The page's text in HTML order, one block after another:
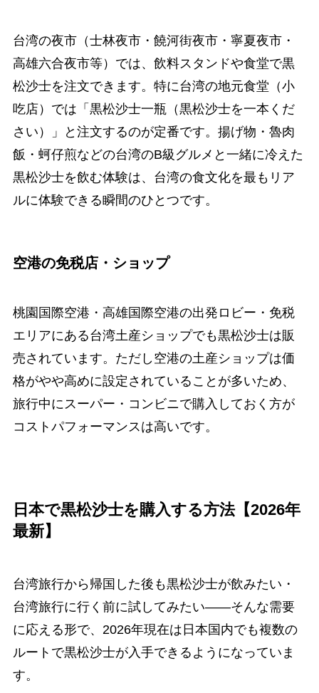
台湾の夜市（士林夜市・饒河街夜市・寧夏夜市・
高雄六合夜市等）では、飲料スタンドや食堂で黒
松沙士を注文できます。特に台湾の地元食堂（小
吃店）では「黒松沙士一瓶（黒松沙士を一本くだ
さい）」と注文するのが定番です。揚げ物・魯肉
飯・蚵仔煎などの台湾のB級グルメと一緒に冷えた
黒松沙士を飲む体験は、台湾の食文化を最もリア
ルに体験できる瞬間のひとつです。
空港の免税店・ショップ
桃園国際空港・高雄国際空港の出発ロビー・免税
エリアにある台湾土産ショップでも黒松沙士は販
売されています。ただし空港の土産ショップは価
格がやや高めに設定されていることが多いため、
旅行中にスーパー・コンビニで購入しておく方が
コストパフォーマンスは高いです。
日本で黒松沙士を購入する方法【2026年
最新】
台湾旅行から帰国した後も黒松沙士が飲みたい・
台湾旅行に行く前に試してみたい——そんな需要
に応える形で、2026年現在は日本国内でも複数の
ルートで黒松沙士が入手できるようになっていま
す。